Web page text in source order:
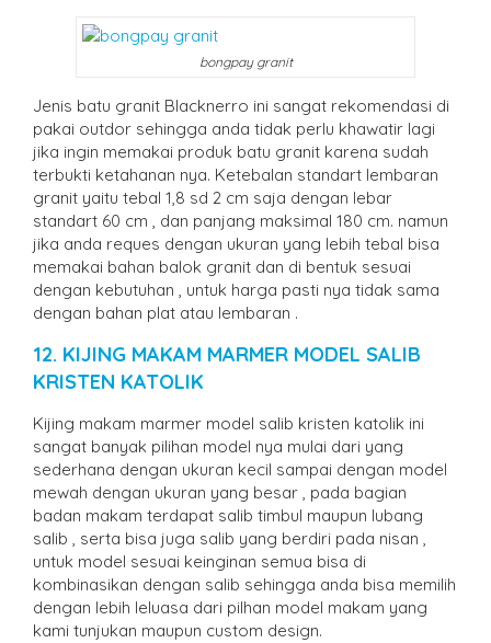
bongpay granit
Jenis batu granit Blacknerro ini sangat rekomendasi di
pakai outdor sehingga anda tidak perlu khawatir lagi
jika ingin memakai produk batu granit karena sudah
terbukti ketahanan nya. Ketebalan standart lembaran
granit yaitu tebal 1,8 sd 2 cm saja dengan lebar
standart 60 cm , dan panjang maksimal 180 cm. namun
jika anda reques dengan ukuran yang lebih tebal bisa
memakai bahan balok granit dan di bentuk sesuai
dengan kebutuhan , untuk harga pasti nya tidak sama
dengan bahan plat atau lembaran .
12. KIJING MAKAM MARMER MODEL SALIB
KRISTEN KATOLIK
Kijing makam marmer model salib kristen katolik ini
sangat banyak pilihan model nya mulai dari yang
sederhana dengan ukuran kecil sampai dengan model
mewah dengan ukuran yang besar , pada bagian
badan makam terdapat salib timbul maupun lubang
salib , serta bisa juga salib yang berdiri pada nisan ,
untuk model sesuai keinginan semua bisa di
kombinasikan dengan salib sehingga anda bisa memilih
dengan lebih leluasa dari pilhan model makam yang
kami tunjukan maupun custom design.